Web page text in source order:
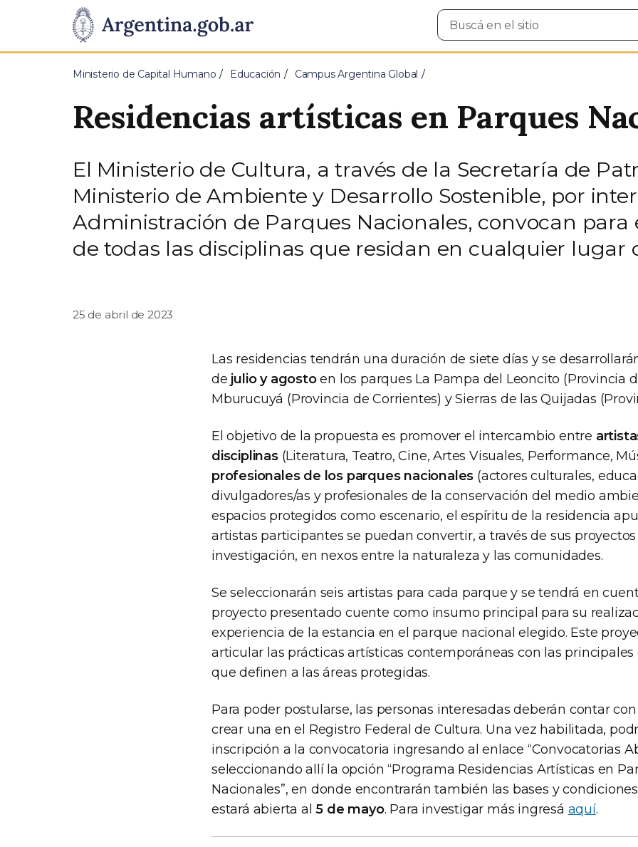
Presidencia
de
Pasar al contenido principal
Buscar
en
Ministerio de Capital Humano Educación Campus Argentina Global
Residencias artísticas en Parques
El Ministerio de Cultura, a través de la Secretaría de
Ministerio de Ambiente y Desarrollo Sostenible, por
Administración de Parques Nacionales, convocan
de todas las disciplinas que residan en cualquier lugar
25 de abril de 2023
Las residencias tendrán una duración de siete días y se
de julio y agostoen los parques La Pampa del Leoncito (Provincia
Mburucuyá (Provincia de Corrientes) y Sierras de las Quijadas
El objetivo de la propuesta es promover el intercambio entre
disciplinas(Literatura, Teatro, Cine, Artes Visuales, Performance,
profesionales de los parques nacionales (actores culturales,
divulgadores/as y profesionales de la conservación del medio
espacios protegidos como escenario, el espíritu de la residencia
artistas participantes se puedan convertir, a través de sus
investigación, en nexos entre la naturaleza y las comunidades.
Se seleccionarán seis artistas para cada parque y se tendrá en
proyecto presentado cuente como insumo principal para su
experiencia de la estancia en el parque nacional elegido. Este
articular las prácticas artísticas contemporáneas con las principales
que definen a las áreas protegidas.
Para poder postularse, las personas interesadas deberán contar
crear una en el Registro Federal de Cultura. Una vez habilitada,
inscripción a la convocatoria ingresando al enlace “Convocatorias
seleccionando allí la opción “Programa Residencias Artísticas en
Nacionales”, en donde encontrarán también las bases y
estará abierta al5 de mayo. Para investigar más ingresá aquí.